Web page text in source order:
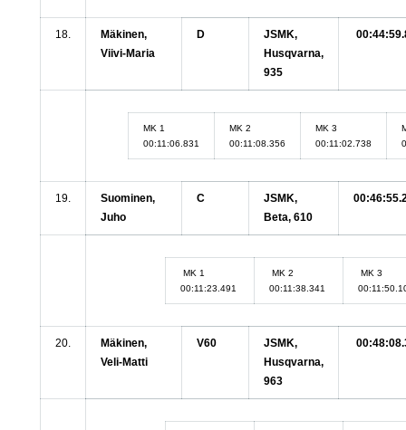
18.
Mäkinen,
Viivi-Maria
D
JSMK,
Husqvarna,
935
MK 1
00:11:06.831
MK 2
00:11:08.356
MK 3
00:11:02.738
19.
Suominen,
Juho
C
JSMK,
Beta, 610
MK 1
00:11:23.491
MK 2
00:11:38.341
MK 3
20.
Mäkinen,
Veli-Matti
V60
JSMK,
Husqvarna,
963